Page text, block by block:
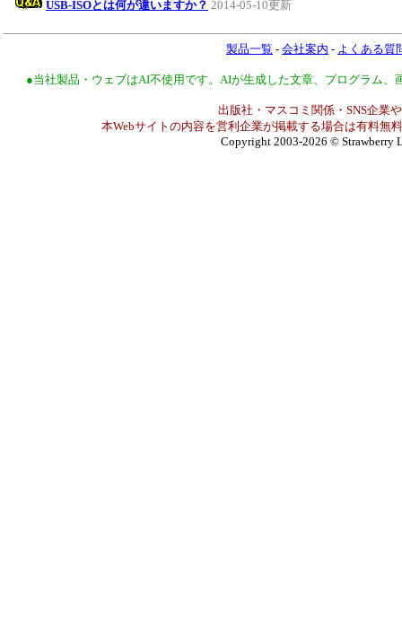
USB-ISOとは何が違いますか？ 2014-05-10更新
製品一覧 - 会社案内 - よくある質
●当社製品・ウェブはAI不使用です。AIが生成した文章、プログラム
出版社・マスコミ関係・SNS企業
本Webサイトの内容を営利企業が掲載する場合は有料無
Copyright 2003-2026 © Strawberry